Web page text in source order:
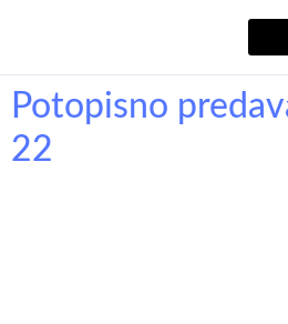
Potopisno
22